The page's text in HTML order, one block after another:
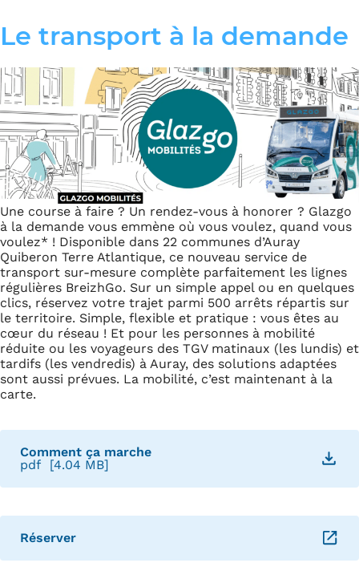
Le transport à la demande
Une course à faire ? Un rendez-vous à honorer ? Glazgo
à la demande vous emmène où vous voulez, quand vous
voulez* ! Disponible dans 22 communes d’Auray
Quiberon Terre Atlantique, ce nouveau service de
transport sur-mesure complète parfaitement les lignes
régulières BreizhGo. Sur un simple appel ou en quelques
clics, réservez votre trajet parmi 500 arrêts répartis sur
le territoire. Simple, flexible et pratique : vous êtes au
cœur du réseau ! Et pour les personnes à mobilité
réduite ou les voyageurs des TGV matinaux (les lundis) et
tardifs (les vendredis) à Auray, des solutions adaptées
sont aussi prévues. La mobilité, c’est maintenant à la
carte.
Comment ça marche
pdf
[4.04 MB]
Réserver
– Ouverture dans un nouvel onglet